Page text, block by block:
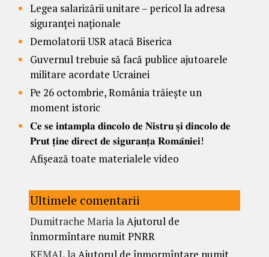
Legea salarizării unitare – pericol la adresa
siguranței naționale
Demolatorii USR atacă Biserica
Guvernul trebuie să facă publice ajutoarele
militare acordate Ucrainei
Pe 26 octombrie, România trăiește un
moment istoric
𝐂𝐞 𝐬𝐞 𝐢𝐧𝐭𝐚𝐦𝐩𝐥𝐚 𝐝𝐢𝐧𝐜𝐨𝐥𝐨 𝐝𝐞 𝐍𝐢𝐬𝐭𝐫𝐮 𝐬̦𝐢 𝐝𝐢𝐧𝐜𝐨𝐥𝐨 𝐝𝐞
𝐏𝐫𝐮𝐭 𝐭̦𝐢𝐧𝐞 𝐝𝐢𝐫𝐞𝐜𝐭 𝐝𝐞 𝐬𝐢𝐠𝐮𝐫𝐚𝐧𝐭̦𝐚 𝐑𝐨𝐦𝐚̂𝐧𝐢𝐞𝐢!
Afișează toate materialele video
Ultimele comentarii
Dumitrache MarialaAjutorul de
înmormîntare numit PNRR
KEMAL la Ajutorul de înmormîntare numit